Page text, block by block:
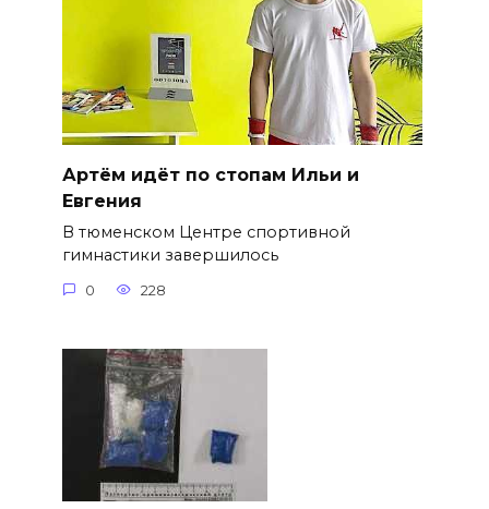
Артём идёт по стопам Ильи и
Евгения
В тюменском Центре спортивной
гимнастики завершилось
0 228